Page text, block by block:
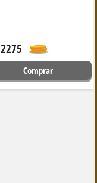
2275
Comprar